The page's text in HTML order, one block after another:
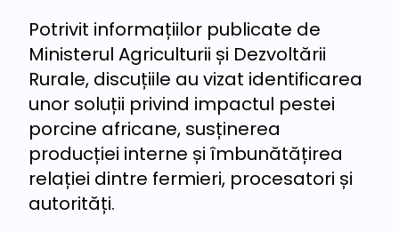
Potrivit informațiilor publicate de
Ministerul Agriculturii și Dezvoltării
Rurale, discuțiile au vizat identificarea
unor soluții privind impactul pestei
porcine africane, susținerea
producției interne și îmbunătățirea
relației dintre fermieri, procesatori și
autorități.